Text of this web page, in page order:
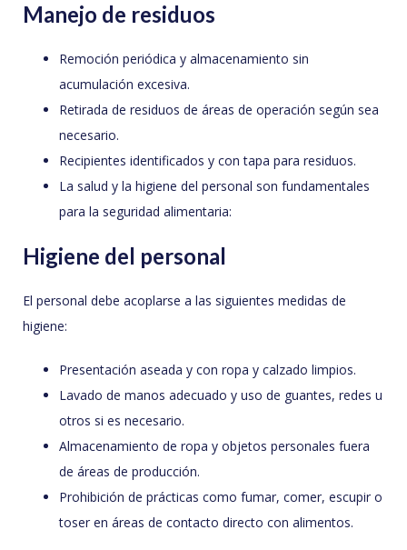
Manejo de residuos
Remoción periódica y almacenamiento sin
acumulación excesiva.
Retirada de residuos de áreas de operación según sea
necesario.
Recipientes identificados y con tapa para residuos.
La salud y la higiene del personal son fundamentales
para la seguridad alimentaria:
Higiene del personal
El personal debe acoplarse a las siguientes medidas de
higiene:
Presentación aseada y con ropa y calzado limpios.
Lavado de manos adecuado y uso de guantes, redes u
otros si es necesario.
Almacenamiento de ropa y objetos personales fuera
de áreas de producción.
Prohibición de prácticas como fumar, comer, escupir o
toser en áreas de contacto directo con alimentos.